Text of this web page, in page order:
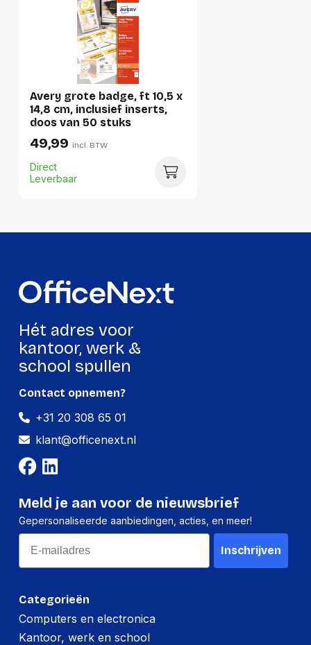
Verpakking
Per stuk
Hoeveelheid:
Breedte:
Hoogte:
35 millimeter
Hoeveelheid:
5 stuks
Hoogte:
Lengte:
Gewicht:
Avery grote badge, ft 10,5 x
14,8 cm, inclusief inserts,
doos van 50 stuks
49,99 incl. BTW
Direct
Leverbaar
Hét adres voor
kantoor, werk &
school spullen
Categorieën
Computers en electronica
Kantoor, werk en school
Contact opnemen?
+31 20 308 65 01
klant@officenext.nl
Meld je aan voor de nieuwsbrief
Gepersonaliseerde aanbiedingen, acties, en meer!
Email
Inschrijven